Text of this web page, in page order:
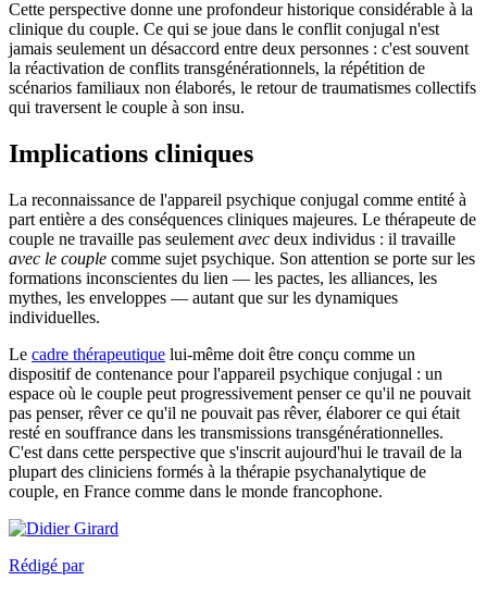
Cette perspective donne une profondeur historique considérable à la
clinique du couple. Ce qui se joue dans le conflit conjugal n'est
jamais seulement un désaccord entre deux personnes : c'est souvent
la réactivation de conflits transgénérationnels, la répétition de
scénarios familiaux non élaborés, le retour de traumatismes collectifs
qui traversent le couple à son insu.
Implications cliniques
La reconnaissance de l'appareil psychique conjugal comme entité à
part entière a des conséquences cliniques majeures. Le thérapeute de
couple ne travaille pas seulement avec deux individus : il travaille
avec le couple comme sujet psychique. Son attention se porte sur les
formations inconscientes du lien — les pactes, les alliances, les
mythes, les enveloppes — autant que sur les dynamiques
individuelles.
Le cadre thérapeutique lui-même doit être conçu comme un
dispositif de contenance pour l'appareil psychique conjugal : un
espace où le couple peut progressivement penser ce qu'il ne pouvait
pas penser, rêver ce qu'il ne pouvait pas rêver, élaborer ce qui était
resté en souffrance dans les transmissions transgénérationnelles.
C'est dans cette perspective que s'inscrit aujourd'hui le travail de la
plupart des cliniciens formés à la thérapie psychanalytique de
couple, en France comme dans le monde francophone.
Rédigé par